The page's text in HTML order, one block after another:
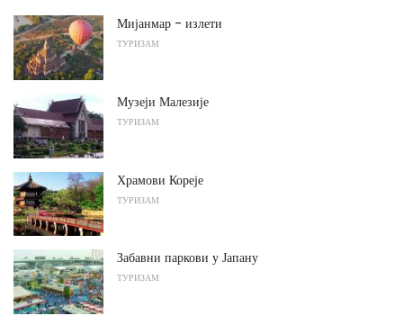
Мијанмар - излети
ТУРИЗАМ
Музеји Малезије
ТУРИЗАМ
Храмови Кореје
ТУРИЗАМ
Забавни паркови у Јапану
ТУРИЗАМ